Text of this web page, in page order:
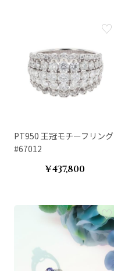
PT950 王冠モチーフリング
#67012
¥437,800